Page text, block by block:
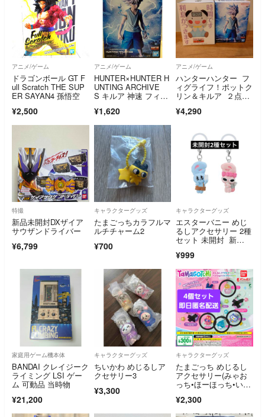
アニメ/ゲーム
ドラゴンボール GT F
ull Scratch THE SUP
ER SAYAN4 孫悟空
¥2,500
アニメ/ゲーム
HUNTER×HUNTER H
UNTING ARCHIVE
S キルア 神速 フィギ
¥1,620
アニメ/ゲーム
ハンターハンター フ
ィグライフ！ポットク
リン＆キルア ２点セ
¥4,290
特撮
新品未開封DXザイア
サウザンドライバー
¥6,799
キャラクターグッズ
たまごっちカラフルマ
ルチチャーム2
¥700
キャラクターグッズ
エスターバニー めじ
るしアクセサリー 2種
セット 未開封 新
ボンバニー ブルーバ
ニー
¥999
家庭用ゲーム機本体
BANDAI クレイジーク
ライミング LSI ゲー
ム 可動品 当時物
¥21,200
キャラクターグッズ
ちいかわ めじるしア
クセサリー3
¥3,300
キャラクターグッズ
たまごっち めじるし
アクセサリー(みゃお
っち•ほーほっち•いる
＆りくキッズ)4個セッ
ト
¥2,300